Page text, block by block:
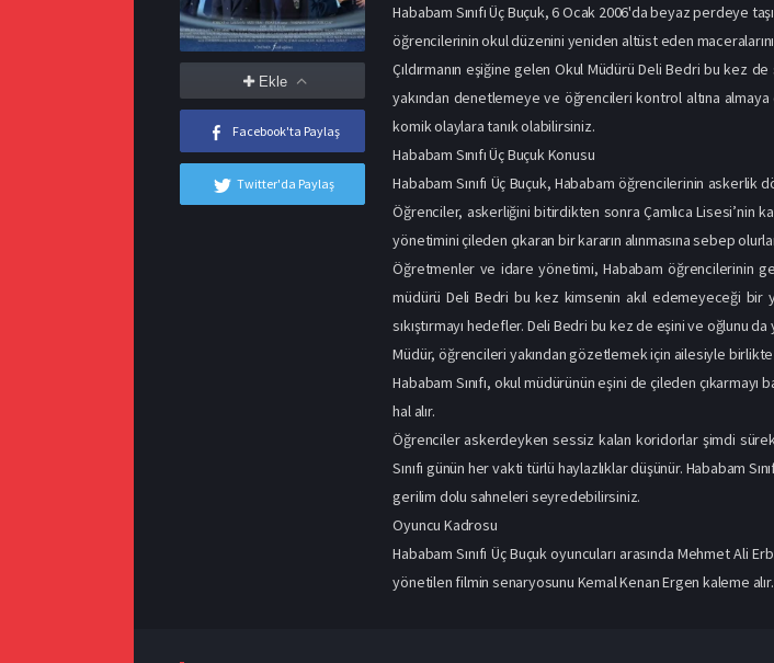
Ekle
Facebook'ta Paylaş
Twitter'da Paylaş
Hababam Sınıfı Üç Buçuk, 6 Ocak 2006'da beyaz perdeye
öğrencilerinin okul düzenini yeniden altüst eden maceralarını
Çıldırmanın eşiğine gelen Okul Müdürü Deli Bedri bu kez
yakından denetlemeye ve öğrencileri kontrol altına almaya
komik olaylara tanık olabilirsiniz.
Hababam Sınıfı Üç Buçuk Konusu
Hababam Sınıfı Üç Buçuk, Hababam öğrencilerinin
Öğrenciler, askerliğini bitirdikten sonra Çamlıca Lisesi’nin
yönetimini çileden çıkaran bir kararın alınmasına sebep
Öğretmenler ve idare yönetimi, Hababam öğrencilerinin
müdürü Deli Bedri bu kez kimsenin akıl edemeyeceği
sıkıştırmayı hedefler. Deli Bedri bu kez de eşini ve oğlunu da
Müdür, öğrencileri yakından gözetlemek için ailesiyle
Hababam Sınıfı, okul müdürünün eşini de çileden
hal alır.
Öğrenciler askerdeyken sessiz kalan koridorlar şimdi
Sınıfı günün her vakti türlü haylazlıklar düşünür. Hababam
gerilim dolu sahneleri seyredebilirsiniz.
Oyuncu Kadrosu
Hababam Sınıfı Üç Buçuk oyuncuları arasında Mehmet
yönetilen filmin senaryosunu Kemal Kenan Ergen kaleme alır.